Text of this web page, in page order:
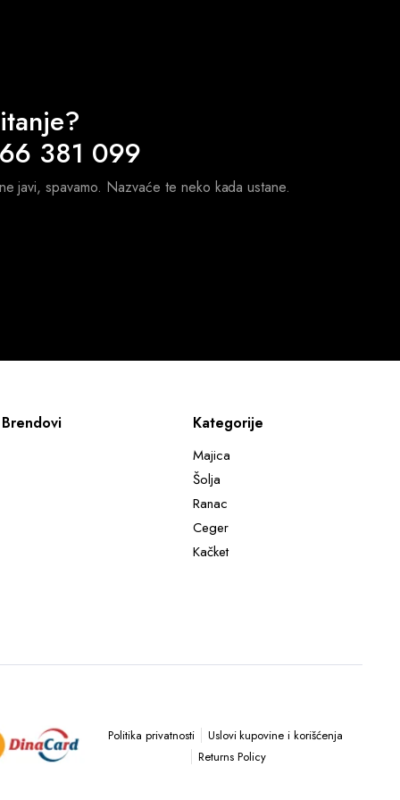
381 099
javi, spavamo. Nazvaće te neko kada ustane.
Brendovi Kategorije
Majica
Šolja
Ranac
Ceger
Kačket
Politika privatnosti
Uslovi kupovine i korišćenja
Returns Policy